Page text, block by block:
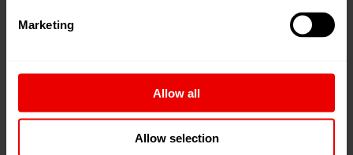
Marketing
Allow all
Allow selection